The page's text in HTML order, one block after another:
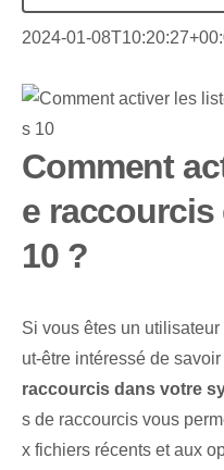
2024-01-
Comment
e
10 ?
Si vous êtes un
ut-être intéressé de savoir
raccourcis dans votre
s de raccourcis vous
x fichiers récents et aux